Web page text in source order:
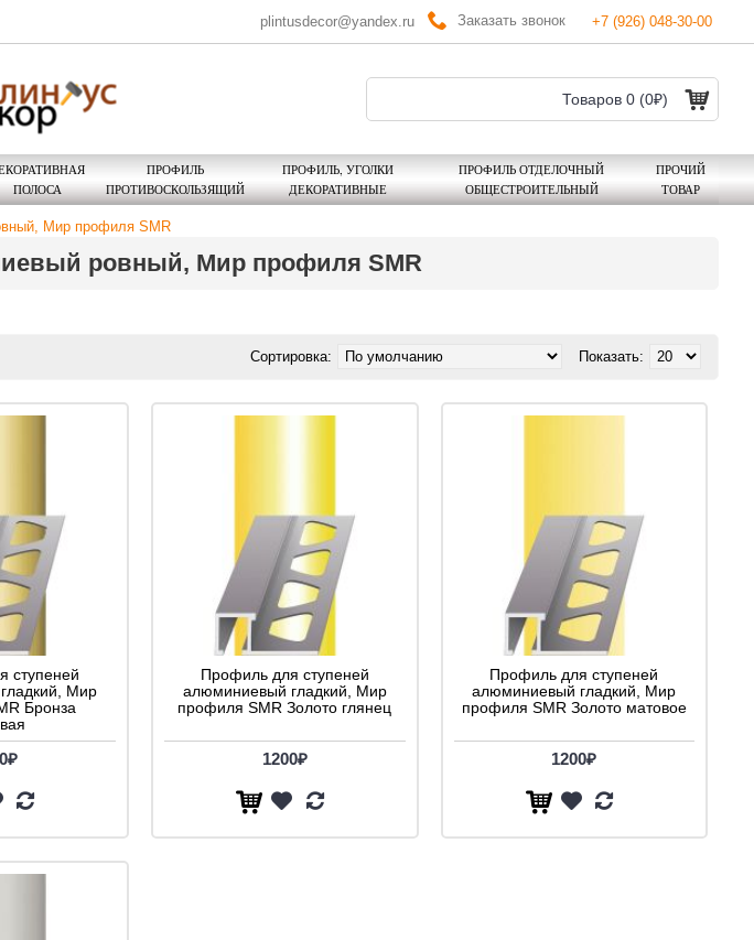
plintusdecor@yandex.ru Заказать звонок +7 (926) 048-30-00
Товаров 0 (0₽)
ПОЛОСА
ПРОФИЛЬ
ПРОТИВОСКОЛЬЗЯЩИЙ
ПРОФИЛЬ, УГОЛКИ
ДЕКОРАТИВНЫЕ
ПРОФИЛЬ ОТДЕЛОЧНЫЙ
ОБЩЕСТРОИТЕЛЬНЫЙ
ПРОЧИЙ
ТОВАР
Мир профиля SMR
ровный, Мир профиля SMR
Показать:
Сортировка:
ступеней
Мир
Бронза
Профиль для ступеней
алюминиевый гладкий, Мир
профиля SMR Золото глянец
1200₽
Профиль для ступеней
алюминиевый гладкий, Мир
профиля SMR Золото матовое
1200₽